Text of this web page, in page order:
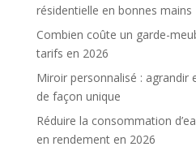
résidentielle en bonnes mains
Combien coûte un garde-
tarifs en 2026
Miroir personnalisé : agrandir
de façon unique
Réduire la consommation
en rendement en 2026